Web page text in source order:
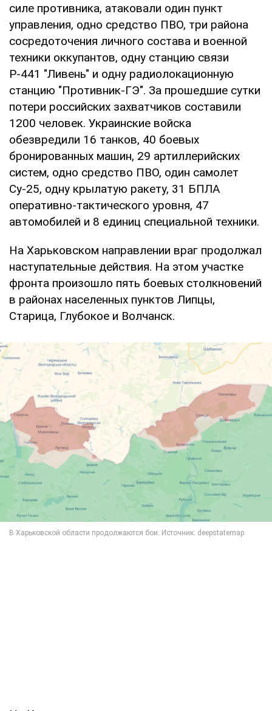
силе противника, атаковали один пункт
управления, одно средство ПВО, три района
сосредоточения личного состава и военной
техники оккупантов, одну станцию ​​связи
Р-441 "Ливень" и одну радиолокационную
станцию ​​"Противник-ГЭ". За прошедшие сутки
потери российских захватчиков составили
1200 человек. Украинские войска
обезвредили 16 танков, 40 боевых
бронированных машин, 29 артиллерийских
систем, одно средство ПВО, один самолет
Су-25, одну крылатую ракету, 31 БПЛА
оперативно-тактического уровня, 47
автомобилей и 8 единиц специальной техники.
На Харьковском направлении враг продолжал
наступательные действия. На этом участке
фронта произошло пять боевых столкновений
в районах населенных пунктов Липцы,
Старица, Глубокое и Волчанск.